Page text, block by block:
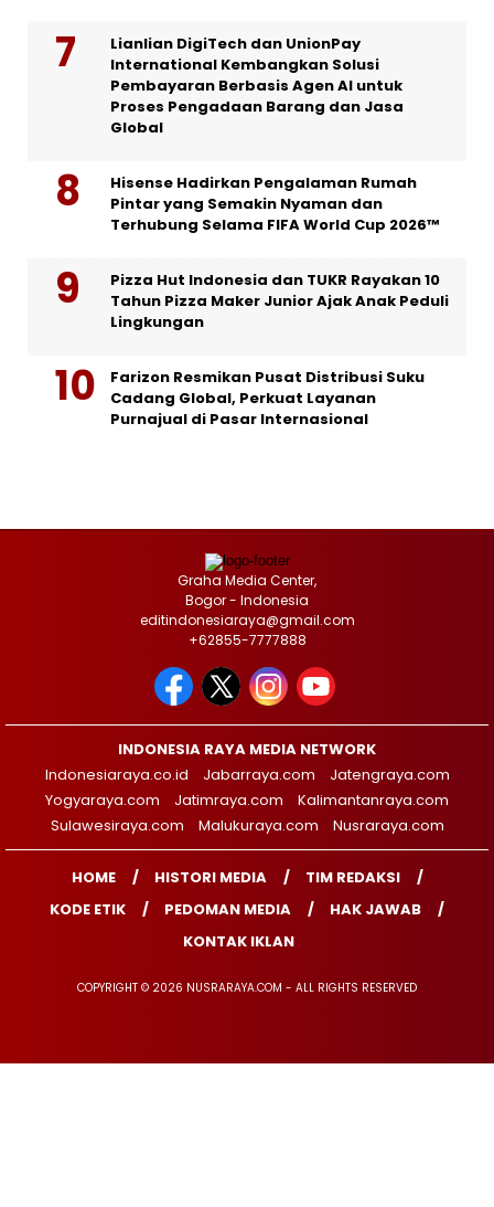
Lianlian DigiTech dan UnionPay
International Kembangkan Solusi
Pembayaran Berbasis Agen AI untuk
Proses Pengadaan Barang dan Jasa
Global
Hisense Hadirkan Pengalaman Rumah
Pintar yang Semakin Nyaman dan
Terhubung Selama FIFA World Cup 2026™
Pizza Hut Indonesia dan TUKR Rayakan 10
Tahun Pizza Maker Junior Ajak Anak Peduli
Lingkungan
Farizon Resmikan Pusat Distribusi Suku
Cadang Global, Perkuat Layanan
Purnajual di Pasar Internasional
Graha Media Center,
Bogor - Indonesia
editindonesiaraya@gmail.com
+62855-7777888
INDONESIA RAYA MEDIA NETWORK
Indonesiaraya.co.id
Jabarraya.com
Jatengraya.com
Yogyaraya.com
Jatimraya.com
Kalimantanraya.com
Sulawesiraya.com
Malukuraya.com Nusraraya.com
HOME HISTORI MEDIA
TIM REDAKSI
KODE ETIK
PEDOMAN MEDIA
HAK JAWAB
KONTAK IKLAN
COPYRIGHT © 2026 NUSRARAYA.COM - ALL RIGHTS RESERVED